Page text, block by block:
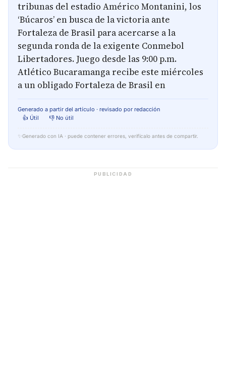
tribunas del estadio Américo Montanini, los
‘Búcaros’ en busca de la victoria ante
Fortaleza de Brasil para acercarse a la
segunda ronda de la exigente Conmebol
Libertadores. Juego desde las 9:00 p.m.
Atlético Bucaramanga recibe este miércoles
a un obligado Fortaleza de Brasil en
Generado a partir del artículo · revisado por redacción
👍 Útil
👎 No útil
✨ Generado con IA · puede contener errores, verifícalo antes de compartir.
PUBLICIDAD